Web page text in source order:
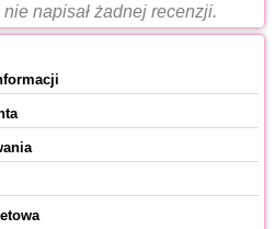
napisał żadnej recenzji.